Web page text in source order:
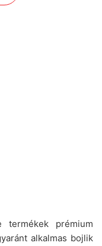
prémium
alkalmas bojlik